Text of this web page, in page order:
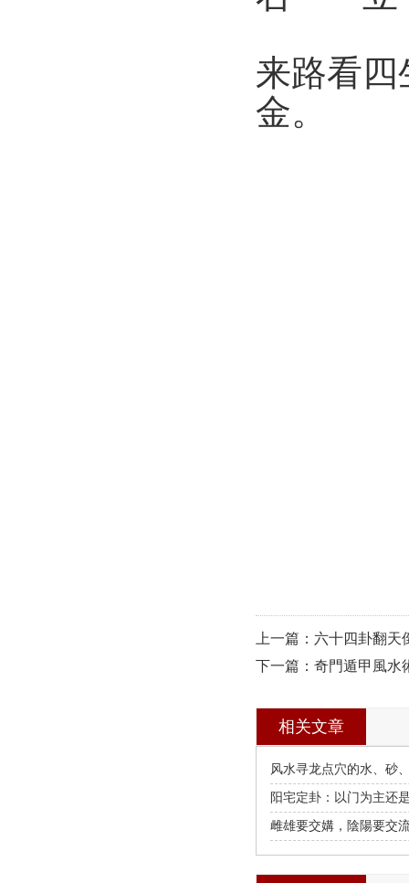
来路看
金。
上一篇：六十四卦翻天
下一篇：奇門遁甲風水
相关文章
风水寻龙点穴的水、砂
要求
阳宅定卦：以门为主还
雌雄要交媾，陰陽要交